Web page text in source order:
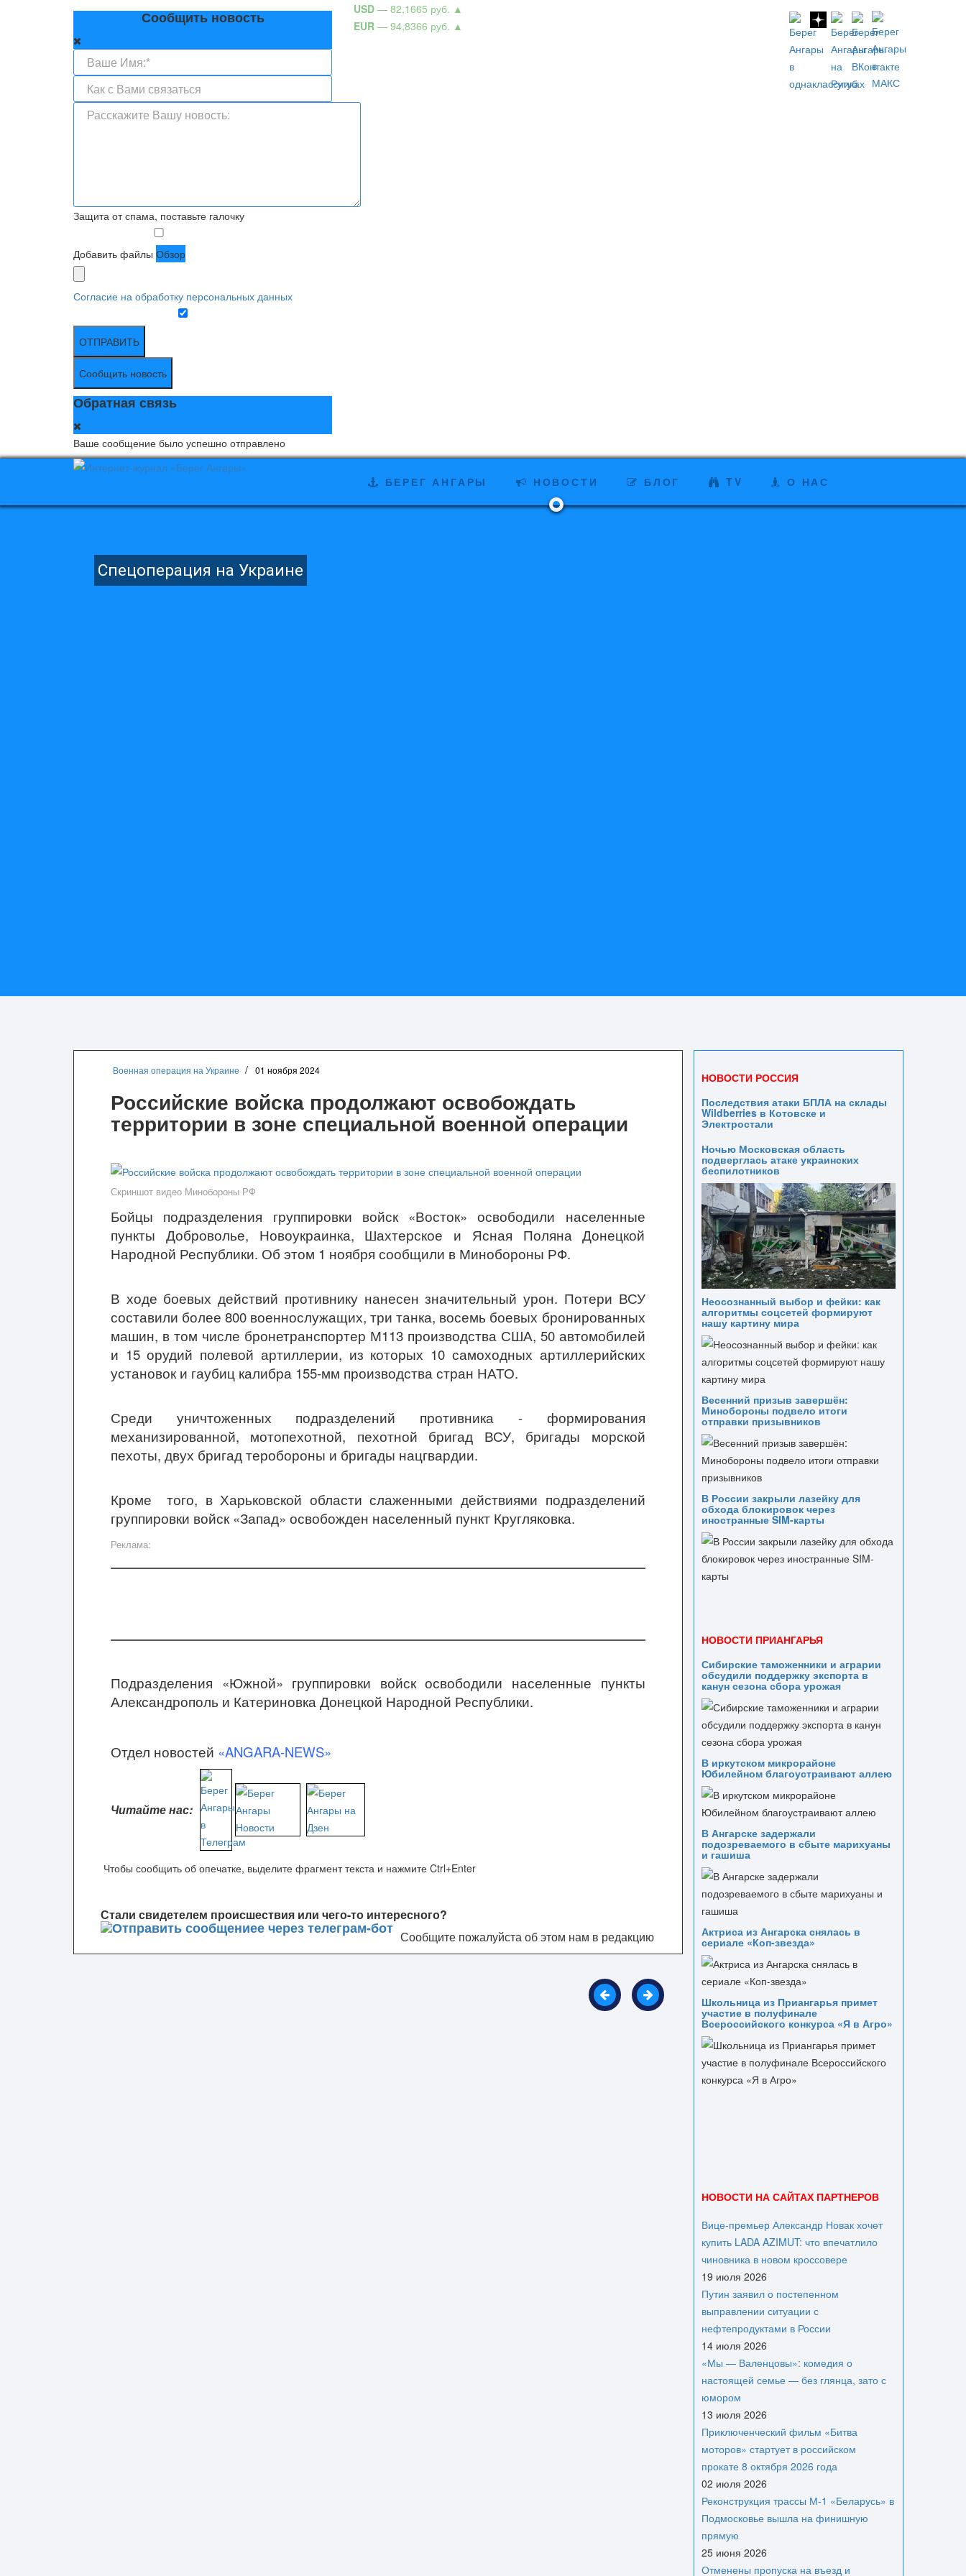
Сообщить новость
Защита от спама, поставьте галочку
Добавить файлы Обзор
Согласие на обработку персональных данных
ОТПРАВИТЬ
Сообщить новость
Обратная связь
Ваше сообщение было успешно отправлено
USD — 82,1665 руб. ▲
EUR — 94,8366 руб. ▲
БЕРЕГ АНГАРЫ НОВОСТИ БЛОГ TV О НАС
Спецоперация на Украине
Военная операция на Украине 01 ноября 2024
Российские войска продолжают освобождать
территории в зоне специальной военной операции
Скриншот видео Минобороны РФ
Бойцы подразделения группировки войск «Восток» освободили населенные
пункты Доброволье, Новоукраинка, Шахтерское и Ясная Поляна Донецкой
Народной Республики. Об этом 1 ноября сообщили в Минобороны РФ.
В ходе боевых действий противнику нанесен значительный урон. Потери ВСУ
составили более 800 военнослужащих, три танка, восемь боевых бронированных
машин, в том числе бронетранспортер М113 производства США, 50 автомобилей
и 15 орудий полевой артиллерии, из которых 10 самоходных артиллерийских
установок и гаубиц калибра 155-мм производства стран НАТО.
Среди уничтоженных подразделений противника - формирования
механизированной, мотопехотной, пехотной бригад ВСУ, бригады морской
пехоты, двух бригад теробороны и бригады нацгвардии.
Кроме того, в Харьковской области слаженными действиями подразделений
группировки войск «Запад» освобожден населенный пункт Кругляковка.
Реклама:
Подразделения «Южной» группировки войск освободили населенные пункты
Александрополь и Катериновка Донецкой Народной Республики.
Отдел новостей «ANGARA-NEWS»
Читайте нас:
Стали свидетелем происшествия или чего-то интересного?
Сообщите пожалуйста об этом нам в редакцию
Чтобы сообщить об опечатке, выделите фрагмент текста и нажмите Ctrl+Enter
НОВОСТИ РОССИЯ
Последствия атаки БПЛА на склады
Wildberries в Котовске и
Электростали
Ночью Московская область
подверглась атаке украинских
беспилотников
Неосознанный выбор и фейки: как
алгоритмы соцсетей формируют
нашу картину мира
Весенний призыв завершён:
Минобороны подвело итоги
отправки призывников
В России закрыли лазейку для
обхода блокировок через
иностранные SIM-карты
НОВОСТИ ПРИАНГАРЬЯ
Сибирские таможенники и аграрии
обсудили поддержку экспорта в
канун сезона сбора урожая
В иркутском микрорайоне
Юбилейном благоустраивают аллею
В Ангарске задержали
подозреваемого в сбыте марихуаны
и гашиша
Актриса из Ангарска снялась в
сериале «Коп-звезда»
Школьница из Приангарья примет
участие в полуфинале
Всероссийского конкурса «Я в Агро»
НОВОСТИ НА САЙТАХ ПАРТНЕРОВ
Вице‑премьер Александр Новак хочет
купить LADA AZIMUT: что впечатлило
чиновника в новом кроссовере
19 июля 2026
Путин заявил о постепенном
выправлении ситуации с
нефтепродуктами в России
14 июля 2026
«Мы — Валенцовы»: комедия о
настоящей семье — без глянца, зато с
юмором
13 июля 2026
Приключенческий фильм «Битва
моторов» стартует в российском
прокате 8 октября 2026 года
02 июля 2026
Реконструкция трассы М-1 «Беларусь» в
Подмосковье вышла на финишную
прямую
25 июня 2026
Отменены пропуска на въезд и